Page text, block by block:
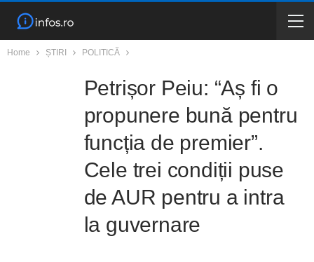
Home ȘTIRI POLITICĂ
Petrișor Peiu: “Aș fi o
propunere bună pentru
funcția de premier”.
Cele trei condiții puse
de AUR pentru a intra
la guvernare